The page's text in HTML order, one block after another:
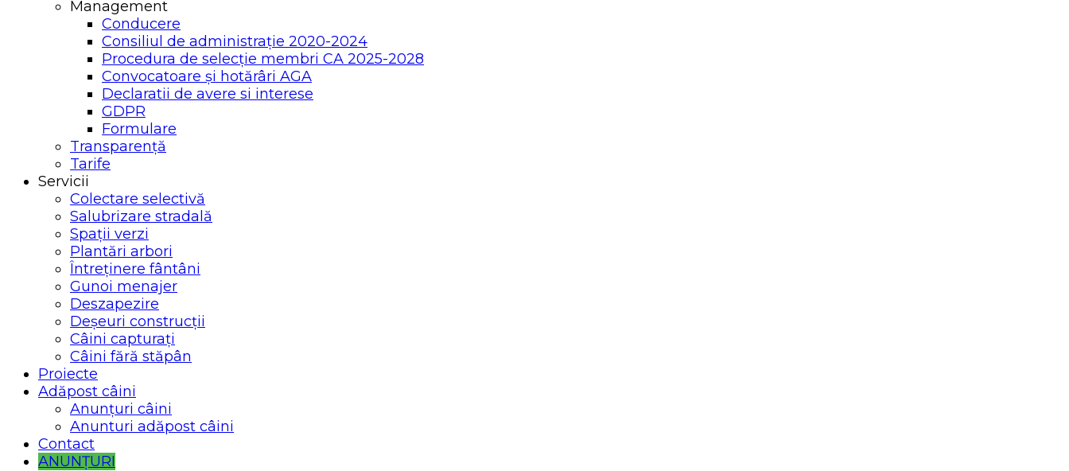
Management
Conducere
Consiliul de administrație 2020-2024
Procedura de selecție membri CA 2025-2028
Convocatoare și hotărâri AGA
Declaratii de avere si interese
GDPR
Formulare
Transparență
Tarife
Servicii
Colectare selectivă
Salubrizare stradală
Spații verzi
Plantări arbori
Întreținere fântâni
Gunoi menajer
Deszapezire
Deșeuri construcții
Câini capturați
Câini fără stăpân
Proiecte
Adăpost câini
Anunțuri câini
Anunturi adăpost câini
Contact
ANUNȚURI